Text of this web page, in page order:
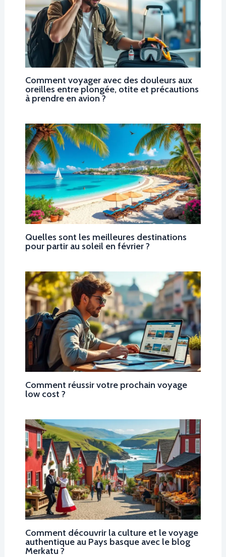
Comment voyager avec des douleurs aux
oreilles entre plongée, otite et précautions
à prendre en avion ?
Quelles sont les meilleures destinations
pour partir au soleil en février ?
Comment réussir votre prochain voyage
low cost ?
Comment découvrir la culture et le voyage
authentique au Pays basque avec le blog
Merkatu ?